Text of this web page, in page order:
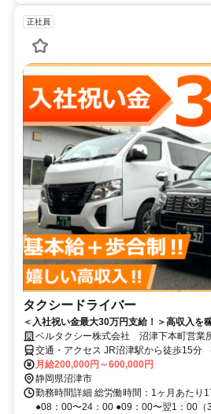
正社員
タクシードライバー
＜入社祝い金最大30万円支給！＞高収入を
ベルタクシー株式会社 沼津下本町営業
交通・アクセス JR沼津駅から徒歩15分
月給200,000円～600,000円
静岡県沼津市
勤務時間詳細 総労働時間：1ヶ月あたり
●08：00〜24：00 ●09：00〜翌1：00